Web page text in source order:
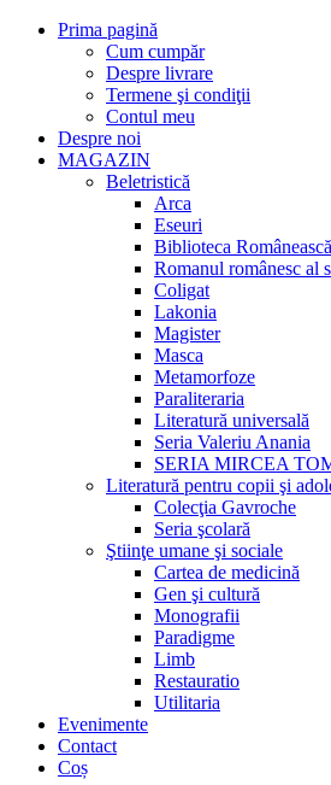
Prima pagină
Cum cumpăr
Despre livrare
Termene şi condiţii
Contul meu
Despre noi
MAGAZIN
Beletristică
Arca
Eseuri
Biblioteca Românească
Romanul românesc al
Coligat
Lakonia
Magister
Masca
Metamorfoze
Paraliteraria
Literatură universală
Seria Valeriu Anania
SERIA MIRCEA
Literatură pentru copii şi
Colecţia Gavroche
Seria şcolară
Ştiinţe umane şi sociale
Cartea de medicină
Gen şi cultură
Monografii
Paradigme
Limb
Restauratio
Utilitaria
Evenimente
Contact
Coș